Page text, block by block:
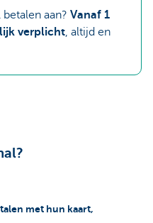
aan? Vanaf 1
verplicht, altijd en
met hun kaart,